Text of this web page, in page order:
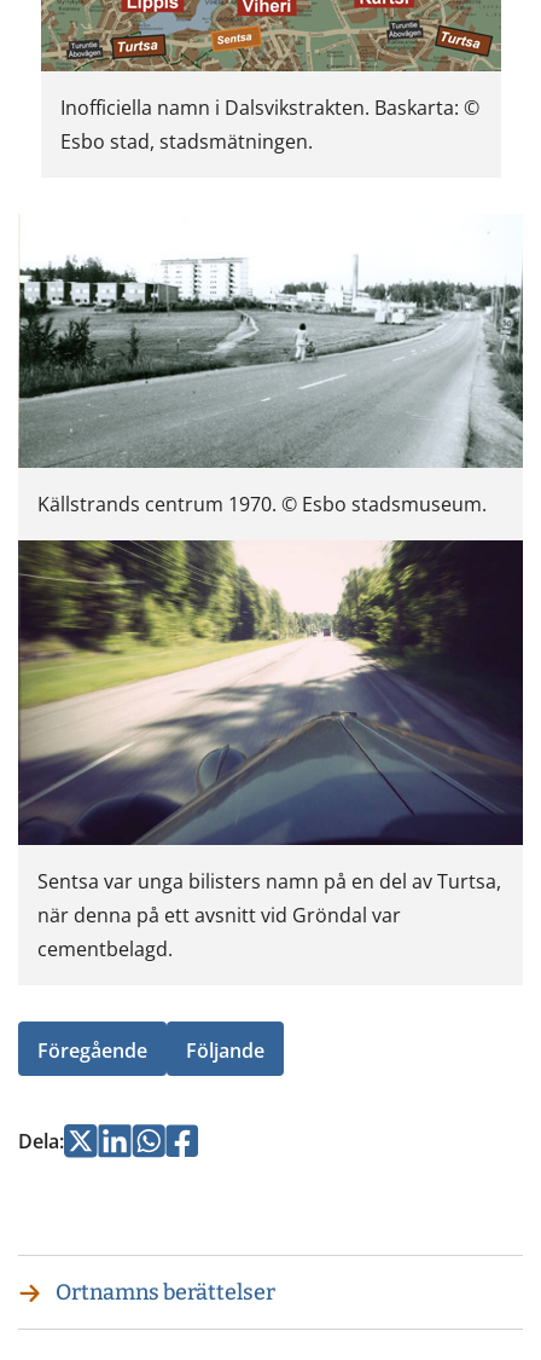
Ortnamns berättelser
Inofficiella namn i Dalsvikstrakten. Baskarta: ©
Esbo stad, stadsmätningen.
Källstrands centrum 1970. © Esbo stadsmuseum.
Sentsa var unga bilisters namn på en del av Turtsa,
när denna på ett avsnitt vid Gröndal var
cementbelagd.
Föregående Följande
Dela:Jaa Jaa Jaa
Jaa